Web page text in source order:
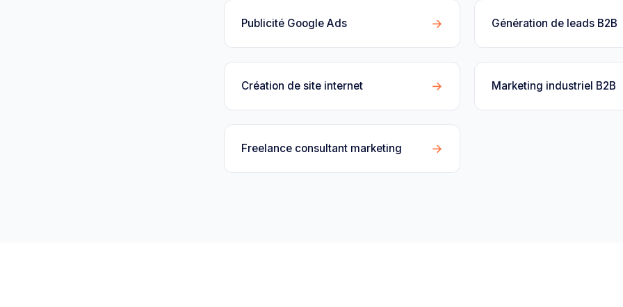
Publicité Google Ads → Génération de leads B2B
Création de site internet → Marketing industriel B2B
Freelance consultant marketing →